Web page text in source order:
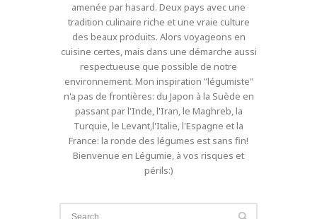
amenée par hasard. Deux pays avec une
tradition culinaire riche et une vraie culture
des beaux produits. Alors voyageons en
cuisine certes, mais dans une démarche aussi
respectueuse que possible de notre
environnement. Mon inspiration "légumiste"
n'a pas de frontières: du Japon à la Suède en
passant par l'Inde, l'Iran, le Maghreb, la
Turquie, le Levant,l'Italie, l'Espagne et la
France: la ronde des légumes est sans fin!
Bienvenue en Légumie, à vos risques et
périls:)